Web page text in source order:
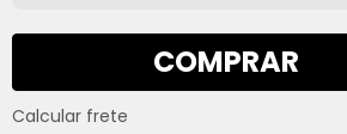
COMPRAR
Calcular frete